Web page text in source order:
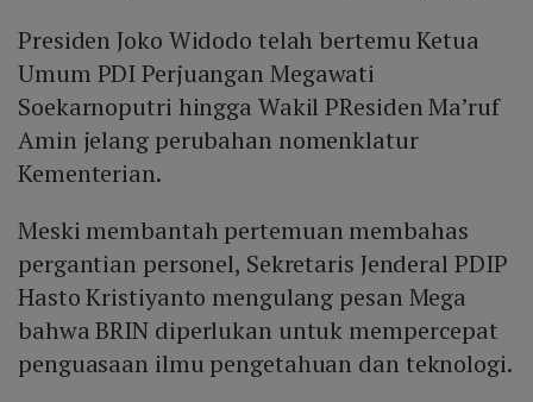
Presiden Joko Widodo telah bertemu Ketua
Umum PDI Perjuangan Megawati
Soekarnoputri hingga Wakil PResiden Ma’ruf
Amin jelang perubahan nomenklatur
Kementerian.
Meski membantah pertemuan membahas
pergantian personel, Sekretaris Jenderal PDIP
Hasto Kristiyanto mengulang pesan Mega
bahwa BRIN diperlukan untuk mempercepat
penguasaan ilmu pengetahuan dan teknologi.